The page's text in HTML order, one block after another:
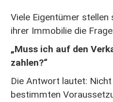
Viele Eigentümer
ihrer Immobilie die
„Muss ich auf den
zahlen?“
Die Antwort lautet:
bestimmten